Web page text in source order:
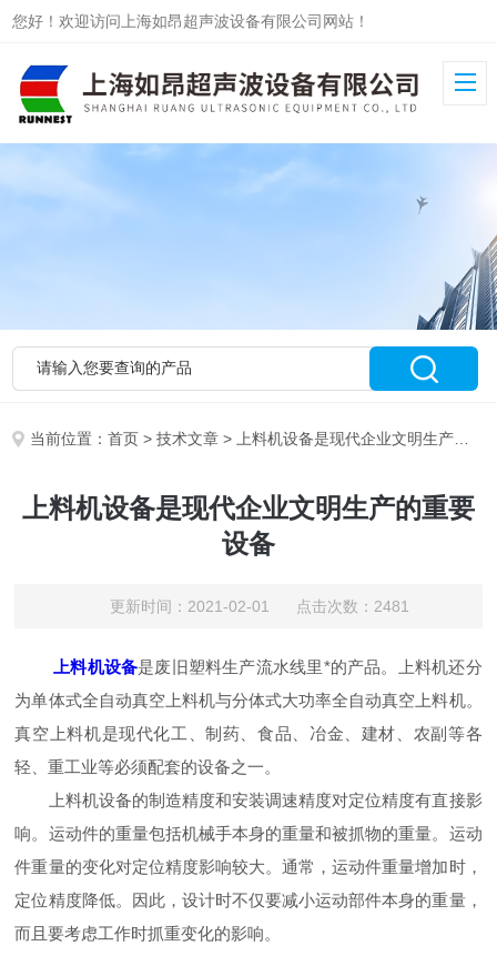
您好！欢迎访问上海如昂超声波设备有限公司网站！
当前位置：首页 >技术文章 > 上料机设备是现代企业文明生产的重要设备
上料机设备是现代企业文明生产的重要
设备
更新时间：2021-02-01 点击次数：2481
上料机设备是废旧塑料生产流水线里*的产品。上料机还分
为单体式全自动真空上料机与分体式大功率全自动真空上料机。
真空上料机是现代化工、制药、食品、冶金、建材、农副等各
轻、重工业等必须配套的设备之一。
上料机设备的制造精度和安装调速精度对定位精度有直接影
响。运动件的重量包括机械手本身的重量和被抓物的重量。运动
件重量的变化对定位精度影响较大。通常，运动件重量增加时，
定位精度降低。因此，设计时不仅要减小运动部件本身的重量，
而且要考虑工作时抓重变化的影响。